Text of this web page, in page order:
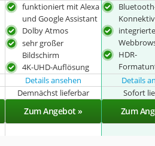
funktioniert mit Alexa
und Google Assistant
Dolby Atmos
sehr großer
Bildschirm
4K-UHD-Auflösung
HDR-
Details ansehen Details
Demnächst lieferbar Sofort
Zum Angebot » Zum